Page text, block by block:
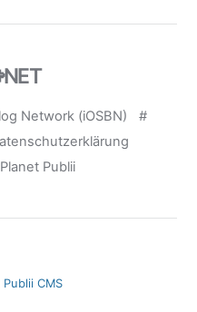
Network (iOSBN)
#
Planet Publii
Publii CMS